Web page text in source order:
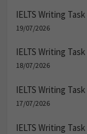
IELTS Writing
19/07/2026
IELTS Writing
18/07/2026
IELTS Writing
17/07/2026
IELTS Writing